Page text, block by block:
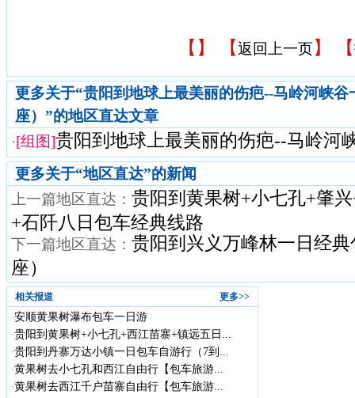
【 】 【返回上一页】 【
更多关于“贵阳到地球上最美丽的伤疤--马岭河峡谷
座）”的地区直达文章
·[组图]贵阳到地球上最美丽的伤疤--马岭河
更多关于“地区直达”的新闻
上一篇地区直达： 贵阳到黄果树+小七孔+肇
+石阡八日包车经典线路
下一篇地区直达： 贵阳到兴义万峰林一日经
座）
更多>>
相关报道
·安顺黄果树瀑布包车一日游
·贵阳到黄果树+小七孔+西江苗寨+镇远五日...
·贵阳到丹寨万达小镇一日包车自游行（7到...
·黄果树去小七孔和西江自由行【包车旅游...
·黄果树去西江千户苗寨自由行【包车旅游...